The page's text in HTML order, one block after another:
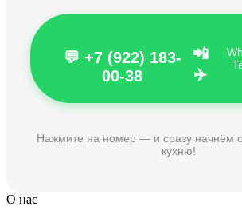
💬 +7 (922) 183-
00-38
📲
✈️
Нажмите на номер — и сразу начнём
кухню!
О нас